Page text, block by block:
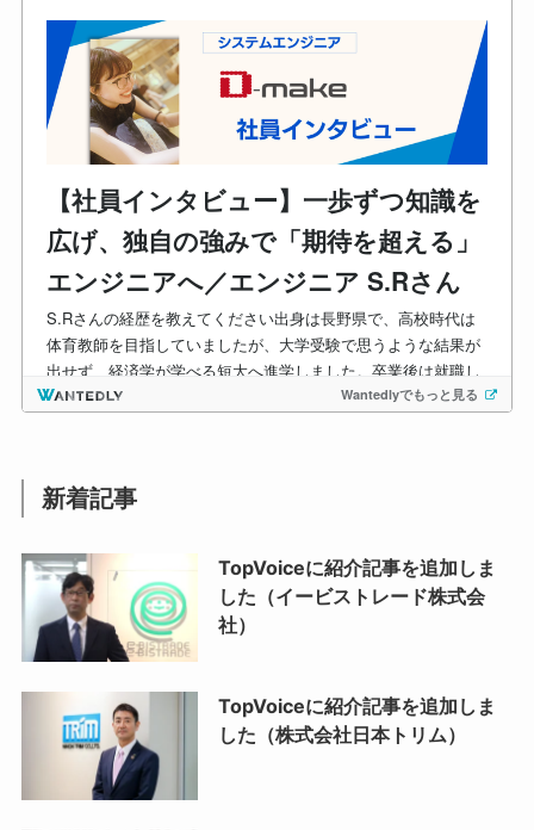
新着記事
TopVoiceに紹介記事を追加しま
した（イービストレード株式会
社）
TopVoiceに紹介記事を追加しま
した（株式会社日本トリム）